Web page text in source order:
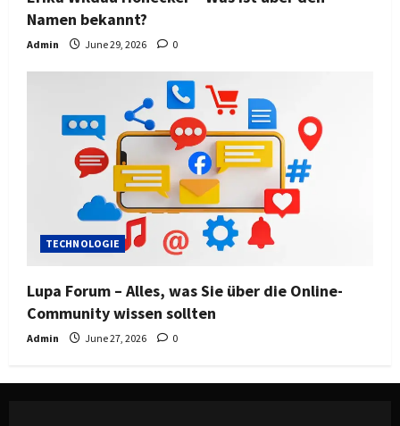
Namen bekannt?
Admin June 29, 2026 0
TECHNOLOGIE
Lupa Forum – Alles, was Sie über die Online-
Community wissen sollten
Admin June 27, 2026 0